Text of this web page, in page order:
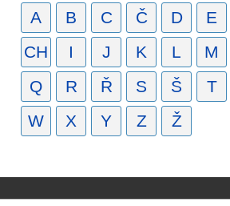
A B C Č D E
CH
I J K L M
Q
R Ř S Š T
W
X Y Z Ž